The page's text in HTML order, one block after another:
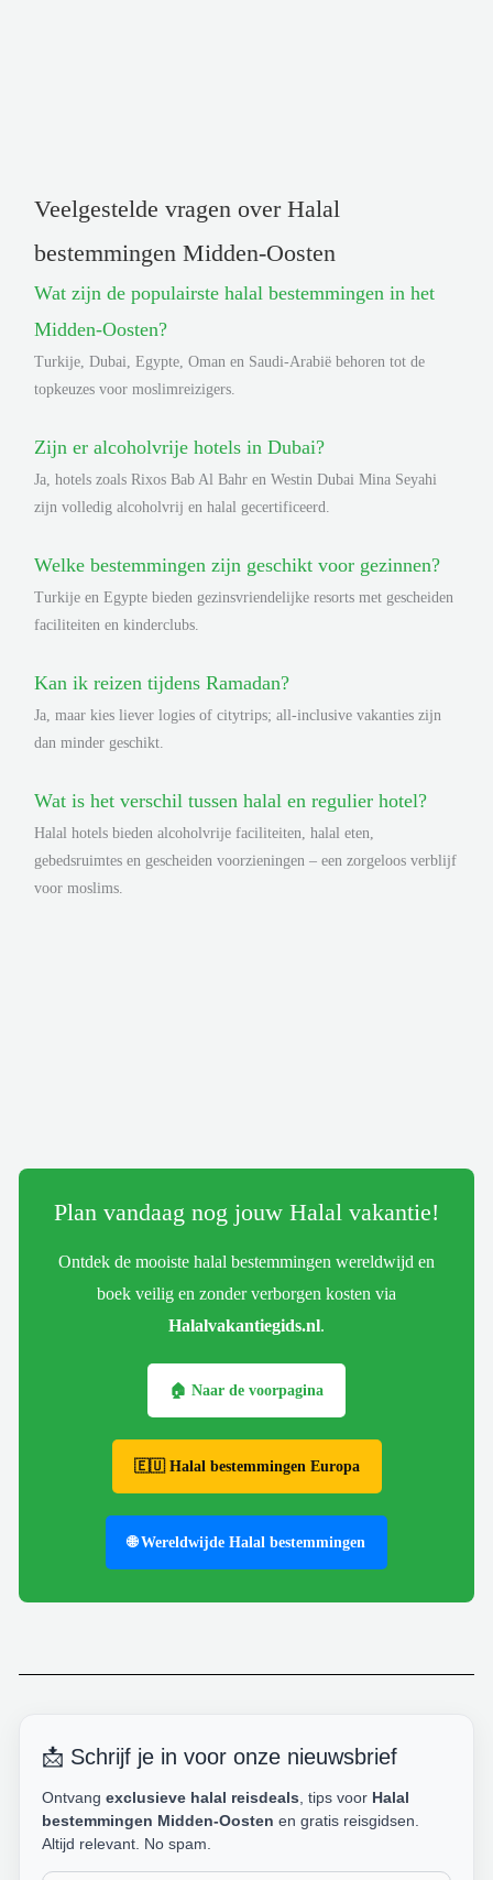
Veelgestelde vragen over Halal
bestemmingen Midden-Oosten
Wat zijn de populairste halal bestemmingen in het
Midden-Oosten?
Turkije, Dubai, Egypte, Oman en Saudi-Arabië behoren tot de
topkeuzes voor moslimreizigers.
Zijn er alcoholvrije hotels in Dubai?
Ja, hotels zoals Rixos Bab Al Bahr en Westin Dubai Mina Seyahi
zijn volledig alcoholvrij en halal gecertificeerd.
Welke bestemmingen zijn geschikt voor gezinnen?
Turkije en Egypte bieden gezinsvriendelijke resorts met gescheiden
faciliteiten en kinderclubs.
Kan ik reizen tijdens Ramadan?
Ja, maar kies liever logies of citytrips; all-inclusive vakanties zijn
dan minder geschikt.
Wat is het verschil tussen halal en regulier hotel?
Halal hotels bieden alcoholvrije faciliteiten, halal eten,
gebedsruimtes en gescheiden voorzieningen – een zorgeloos verblijf
voor moslims.
Plan vandaag nog jouw Halal vakantie!
Ontdek de mooiste halal bestemmingen wereldwijd en
boek veilig en zonder verborgen kosten via
Halalvakantiegids.nl.
🏠 Naar de voorpagina
🇪🇺 Halal bestemmingen Europa
🌐 Wereldwijde Halal bestemmingen
📩 Schrijf je in voor onze nieuwsbrief
Ontvangexclusieve halal reisdeals , tips voor Halal
bestemmingen Midden-Oosten en gratis reisgidsen.
Altijd relevant. No spam.